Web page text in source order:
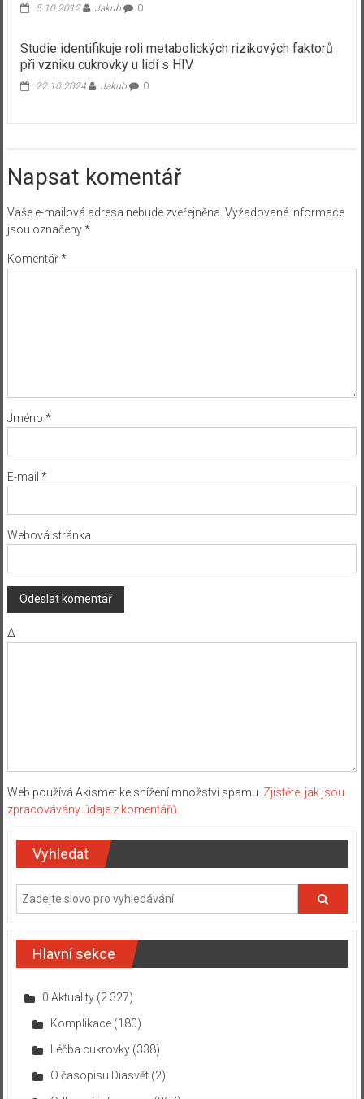
5.10.2012 Jakub 0
Studie identifikuje roli metabolických rizikových faktorů
při vzniku cukrovky u lidí s HIV
22.10.2024 Jakub 0
Napsat komentář
Vaše e-mailová adresa nebude zveřejněna. Vyžadované informace
jsou označeny*
Komentář*
Jméno *
E-mail *
Webová stránka
Δ
Web používá Akismet ke snížení množství spamu. Zjistěte, jak jsou
zpracovávány údaje z komentářů.
Vyhledat
Hlavní sekce
0 Aktuality(2 327)
Komplikace(180)
Léčba cukrovky(338)
O časopisu Diasvět(2)